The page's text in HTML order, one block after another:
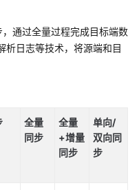
通过全量过程完成目标端数
析日志等技术，将源端和目
全量
同步
全量
+增量
同步
单向/
双向同
步